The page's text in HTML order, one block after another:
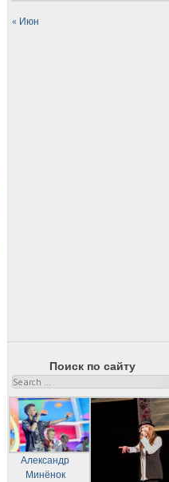
« Июн
Поиск по сайту
Search
Александр
Минёнок